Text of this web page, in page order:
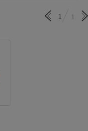
1 1